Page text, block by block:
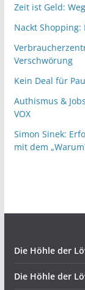
Zeit ist Geld:
Nackt
Verschwörung
Kein Deal für
Authismus &
VOX
Simon Sinek:
mit dem
Die Höhle der
Die Höhle der